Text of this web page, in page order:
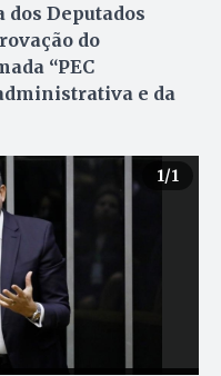
dos Deputados
do
“PEC
e da
1/1